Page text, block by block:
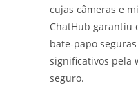
cujas câmeras e
ChatHub garantiu
bate-papo
significativos pela
seguro.